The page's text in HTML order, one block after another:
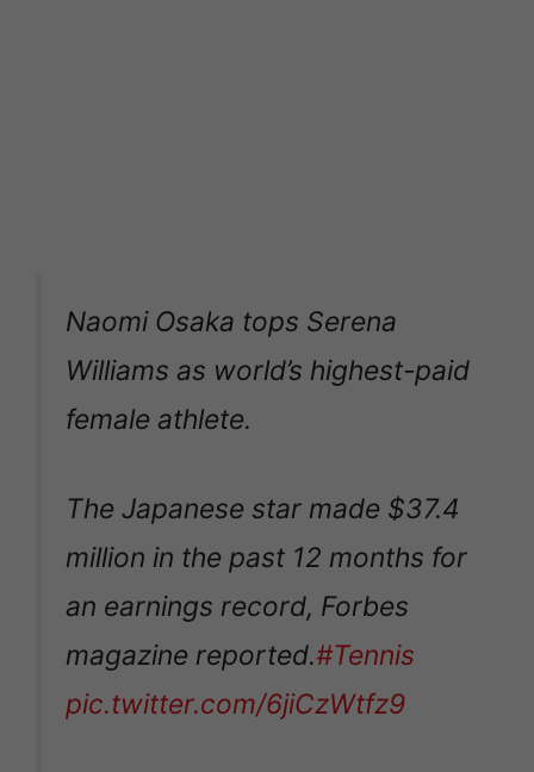
Naomi Osaka tops Serena
Williams as world’s highest-paid
female athlete.
The Japanese star made $37.4
million in the past 12 months for
an earnings record, Forbes
magazine reported.#Tennis
pic.twitter.com/6jiCzWtfz9